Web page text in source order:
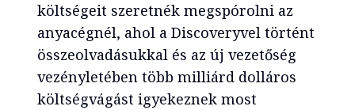
költségeit szeretnék megspórolni az
anyacégnél, ahol a Discoveryvel történt
összeolvadásukkal és az új vezetőség
vezényletében több milliárd dolláros
költségvágást igyekeznek most